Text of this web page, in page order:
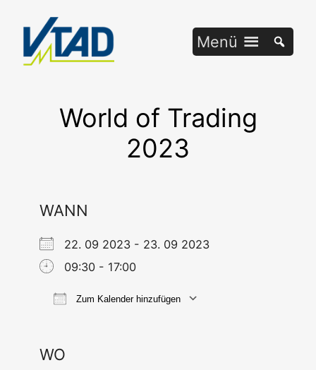
springen
Menü
World of Trading
2023
WANN
22. 09 2023 - 23. 09 2023
09:30 - 17:00
Zum Kalender hinzufügen
WO